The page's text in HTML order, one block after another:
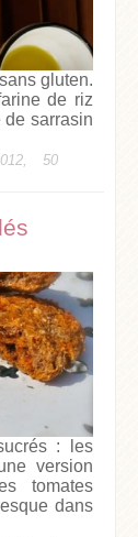
gluten.
de riz
sarrasin
50
: les
version
tomates
dans